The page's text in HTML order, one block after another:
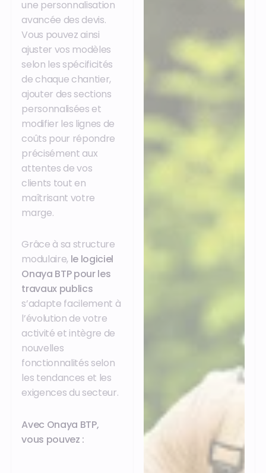
une personnalisation
avancée des devis.
Vous pouvez ainsi
ajuster vos modèles
selon les spécificités
de chaque chantier,
ajouter des sections
personnalisées et
modifier les lignes de
coûts pour répondre
précisément aux
attentes de vos
clients tout en
maîtrisant votre
marge.
Grâce à sa structure
modulaire, le logiciel
Onaya BTP pour les
travaux publics
s’adapte facilement à
l’évolution de votre
activité et intègre de
nouvelles
fonctionnalités selon
les tendances et les
exigences du secteur.
Avec Onaya BTP,
vous pouvez :